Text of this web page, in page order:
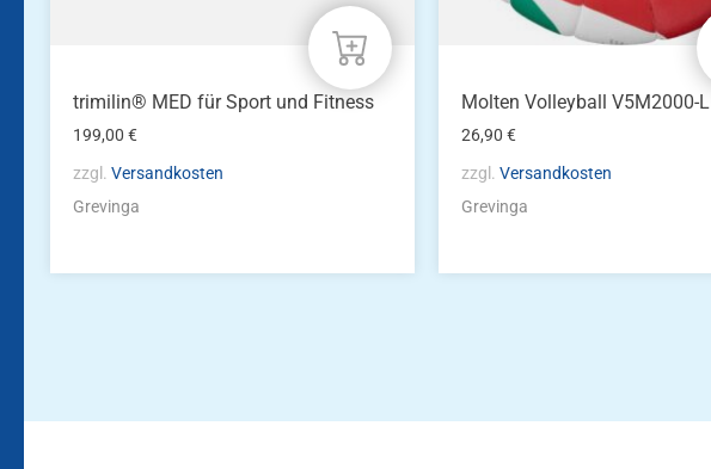
trimilin® MED für Sport und Fitness
199,00€
zzgl.Versandkosten
Grevinga
Molten Volleyball V5M2000-L
26,90€
zzgl.Versandkosten
Grevinga